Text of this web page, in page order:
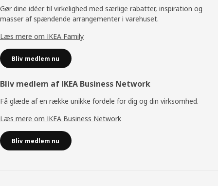
Gør dine idéer til virkelighed med særlige rabatter, inspiration og
masser af spændende arrangementer i varehuset.
Læs mere om IKEA Family
Bliv medlem nu
Bliv medlem af IKEA Business Network
Få glæde af en række unikke fordele for dig og din virksomhed.
Læs mere om IKEA Business Network
Bliv medlem nu